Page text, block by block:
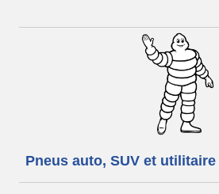
Pneus auto, SUV et utilitaire